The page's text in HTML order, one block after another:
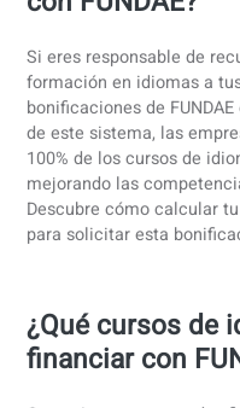
¿Cómo
con FUNDAE?
bonificaciones de
de este sistema, las
100% de los cursos de